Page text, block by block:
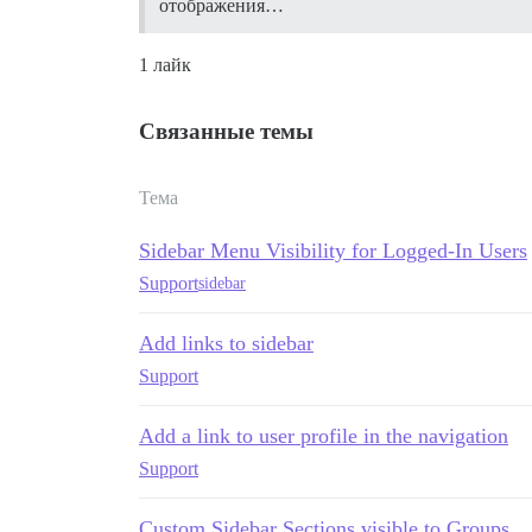
отображения…
1 лайк
Связанные темы
Тема
Sidebar Menu Visibility for Logged-In Users
Supportsidebar
Add links to sidebar
Support
Add a link to user profile in the navigation
Support